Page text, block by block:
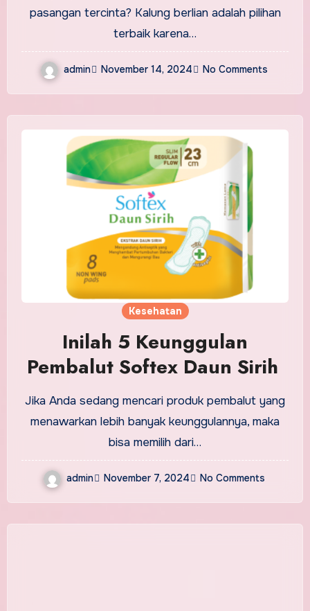
pasangan tercinta? Kalung berlian adalah pilihan
terbaik karena…
admin November 14, 2024 No Comments
Kesehatan
Inilah 5 Keunggulan
Pembalut Softex Daun Sirih
Jika Anda sedang mencari produk pembalut yang
menawarkan lebih banyak keunggulannya, maka
bisa memilih dari…
admin November 7, 2024 No Comments